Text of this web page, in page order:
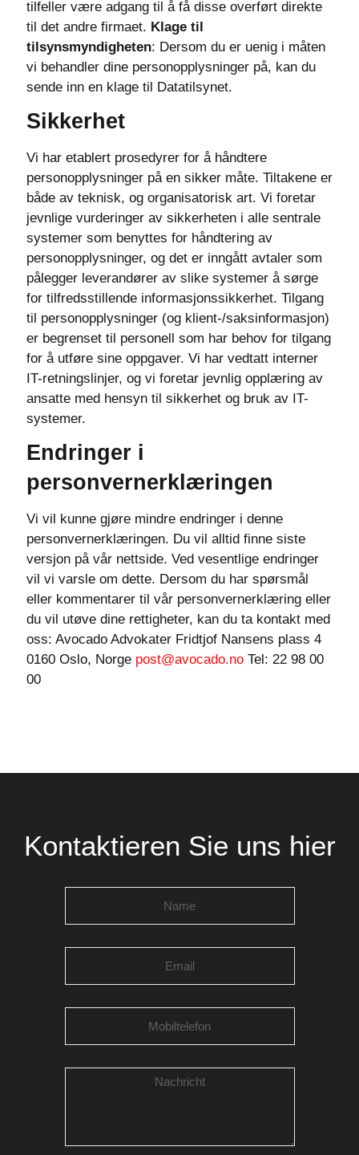
tilfeller være adgang til å få disse overført direkte
til det andre firmaet. Klage til
tilsynsmyndigheten: Dersom du er uenig i måten
vi behandler dine personopplysninger på, kan du
sende inn en klage til Datatilsynet.
Sikkerhet
Vi har etablert prosedyrer for å håndtere
personopplysninger på en sikker måte. Tiltakene er
både av teknisk, og organisatorisk art. Vi foretar
jevnlige vurderinger av sikkerheten i alle sentrale
systemer som benyttes for håndtering av
personopplysninger, og det er inngått avtaler som
pålegger leverandører av slike systemer å sørge
for tilfredsstillende informasjonssikkerhet. Tilgang
til personopplysninger (og klient-/saksinformasjon)
er begrenset til personell som har behov for tilgang
for å utføre sine oppgaver. Vi har vedtatt interner
IT-retningslinjer, og vi foretar jevnlig opplæring av
ansatte med hensyn til sikkerhet og bruk av IT-
systemer.
Endringer i
personvernerklæringen
Vi vil kunne gjøre mindre endringer i denne
personvernerklæringen. Du vil alltid finne siste
versjon på vår nettside. Ved vesentlige endringer
vil vi varsle om dette. Dersom du har spørsmål
eller kommentarer til vår personvernerklæring eller
du vil utøve dine rettigheter, kan du ta kontakt med
oss: Avocado Advokater Fridtjof Nansens plass 4
0160 Oslo, Norge post@avocado.no Tel: 22 98 00
00
Kontaktieren Sie uns hier